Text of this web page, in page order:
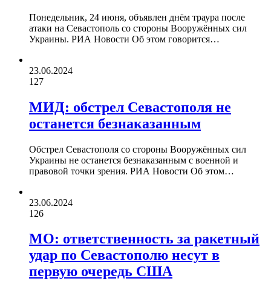
Понедельник, 24 июня, объявлен днём траура после
атаки на Севастополь со стороны Вооружённых сил
Украины. РИА Новости Об этом говорится…
23.06.2024
127
МИД: обстрел Севастополя не
останется безнаказанным
Обстрел Севастополя со стороны Вооружённых сил
Украины не останется безнаказанным с военной и
правовой точки зрения. РИА Новости Об этом…
23.06.2024
126
МО: ответственность за ракетный
удар по Севастополю несут в
первую очередь США